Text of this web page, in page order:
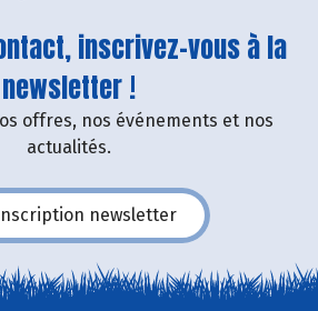
inscrivez-vous à la
newsletter !
offres, nos événements et nos
actualités.
newsletter